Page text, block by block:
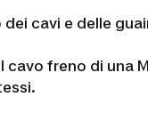
cavi e delle
freno di una